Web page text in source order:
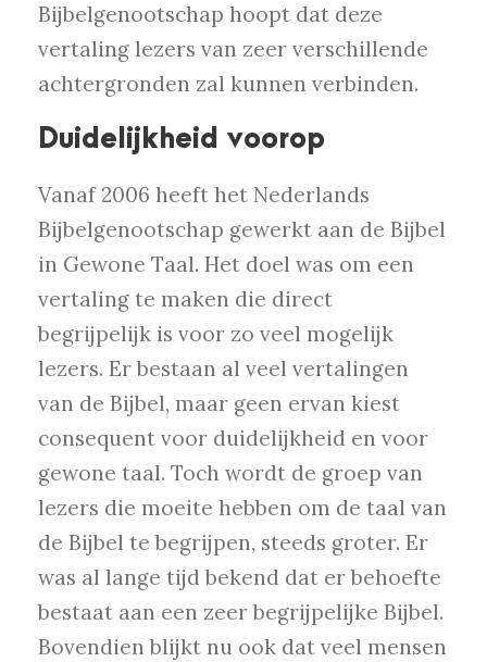
Bijbelgenootschap hoopt dat deze
vertaling lezers van zeer verschillende
achtergronden zal kunnen verbinden.
Duidelijkheid voorop
Vanaf 2006 heeft het Nederlands
Bijbelgenootschap gewerkt aan de Bijbel
in Gewone Taal. Het doel was om een
vertaling te maken die direct
begrijpelijk is voor zo veel mogelijk
lezers. Er bestaan al veel vertalingen
van de Bijbel, maar geen ervan kiest
consequent voor duidelijkheid en voor
gewone taal. Toch wordt de groep van
lezers die moeite hebben om de taal van
de Bijbel te begrijpen, steeds groter. Er
was al lange tijd bekend dat er behoefte
bestaat aan een zeer begrijpelijke Bijbel.
Bovendien blijkt nu ook dat veel mensen